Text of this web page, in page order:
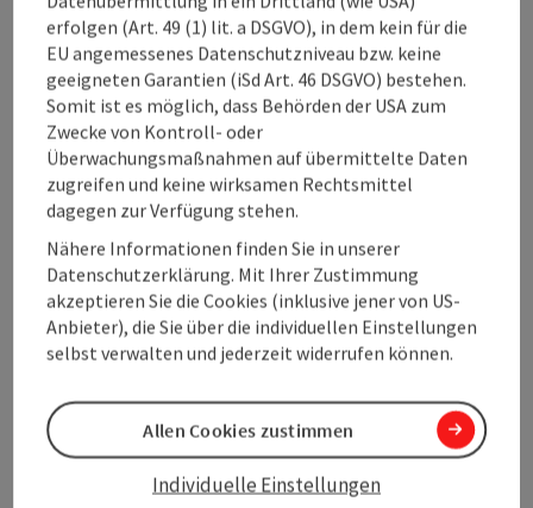
Eignung
Barrierefreiheit
Beitrag merken
zum Merkzettel
Beitrag drucken
In der Nähe
powered by TOURDATA Änderung vorschlagen
erfolgen (Art. 49 (1) lit. a DSGVO), in dem kein für die
EU angemessenes Datenschutzniveau bzw. keine
geeigneten Garantien (iSd Art. 46 DSGVO) bestehen.
Somit ist es möglich, dass Behörden der USA zum
Zwecke von Kontroll- oder
Überwachungsmaßnahmen auf übermittelte Daten
zugreifen und keine wirksamen Rechtsmittel
dagegen zur Verfügung stehen.
Nähere Informationen finden Sie in unserer
Datenschutzerklärung. Mit Ihrer Zustimmung
akzeptieren Sie die Cookies (inklusive jener von US-
Anbieter), die Sie über die individuellen Einstellungen
selbst verwalten und jederzeit widerrufen können.
Individuelle Einstellungen
Allen Cookies zustimmen